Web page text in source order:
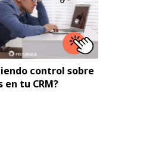
control sobre
en tu CRM?